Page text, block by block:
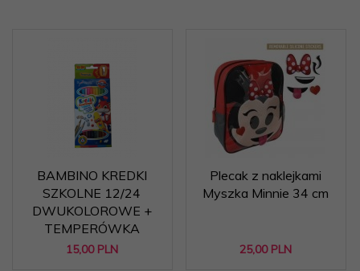
BAMBINO KREDKI
SZKOLNE 12/24
DWUKOLOROWE +
TEMPERÓWKA
15,00 PLN
Plecak z naklejkami
Myszka Minnie 34 cm
25,00 PLN